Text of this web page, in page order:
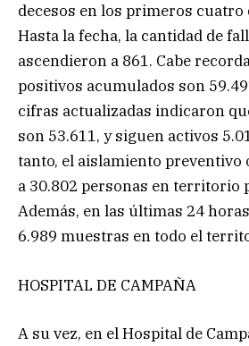
decesos en los primeros cuatro
Hasta la fecha, la cantidad de
ascendieron a 861. Cabe
positivos acumulados son
cifras actualizadas indicaron
son 53.611, y siguen activos
tanto, el aislamiento preventivo
a 30.802 personas en territorio
Además, en las últimas 24
6.989 muestras en todo el
HOSPITAL DE CAMPAÑA
A su vez, en el Hospital de